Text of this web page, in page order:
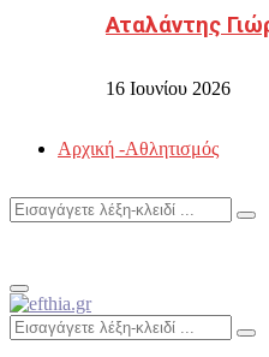
Αταλάντης
16 Ιουνίου 2026
Αρχική -Αθλητισμός
Search
Primary
Menu
Search
for: